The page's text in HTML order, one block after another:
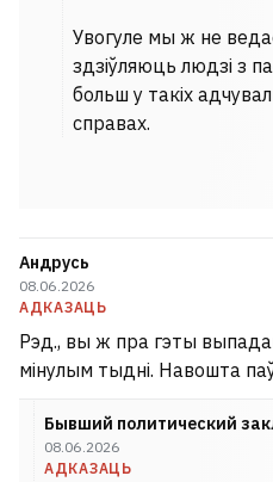
Увогуле мы ж не
здзіўляюць людзі з
больш у такіх
справах.
Андрусь
08.06.2026
АДКАЗАЦЬ
Рэд., вы ж пра гэты выпадак
мінулым тыдні. Навошта
Бывший политический
08.06.2026
АДКАЗАЦЬ